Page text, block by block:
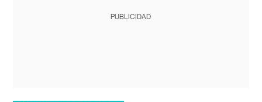
PUBLICIDAD